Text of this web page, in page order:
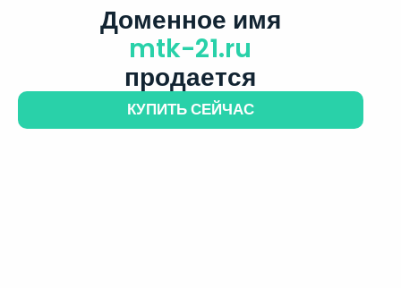
Доменное имя
mtk-21.ru
продается
КУПИТЬ СЕЙЧАС